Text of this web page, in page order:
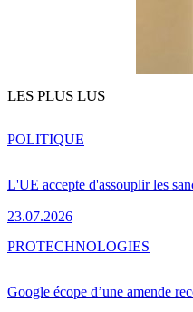
LES PLUS LUS
L'UE accepte d'assouplir les
23.07.2026
POLITIQUE
Google écope d’une amende
PROTECHNOLOGIES